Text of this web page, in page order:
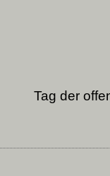
Tag der